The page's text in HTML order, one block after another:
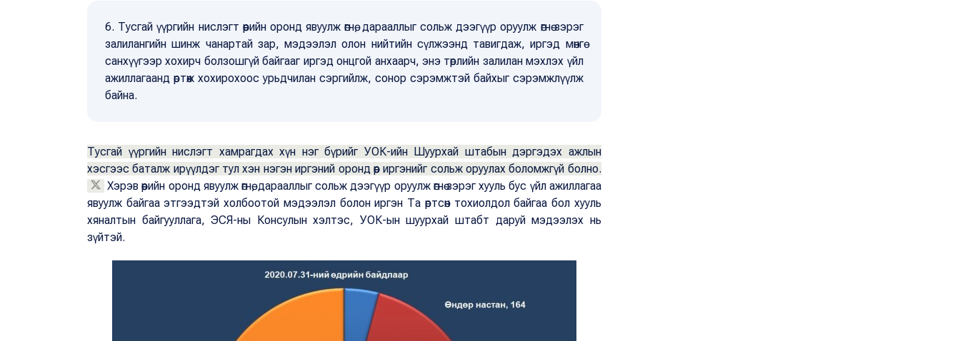
6. Тусгай үүргийн нислэгт өөрийн оронд явуулж өгнө, дарааллыг сольж дээгүүр оруулж өгнө зэрэг
залилангийн шинж чанартай зар, мэдээлэл олон нийтийн сүлжээнд тавигдаж, иргэд мөнгө
санхүүгээр хохирч болзошгүй байгааг иргэд онцгой анхаарч, энэ төрлийн залилан мэхлэх үйл
ажиллагаанд өртөж хохирохоос урьдчилан сэргийлж, сонор сэрэмжтэй байхыг сэрэмжлүүлж
байна.
Тусгай үүргийн нислэгт хамрагдах хүн нэг бүрийг УОК-ийн Шуурхай штабын дэргэдэх ажлын
хэсгээс баталж ирүүлдэг тул хэн нэгэн иргэний оронд өөр иргэнийг сольж оруулах боломжгүй болно.
Хэрэв өөрийн оронд явуулж өгнө, дарааллыг сольж дээгүүр оруулж өгнө зэрэг хууль бус үйл ажиллагаа
явуулж байгаа этгээдтэй холбоотой мэдээлэл болон иргэн Та өртсөн тохиолдол байгаа бол хууль
хяналтын байгууллага, ЭСЯ-ны Консулын хэлтэс, УОК-ын шуурхай штабт даруй мэдээлэх нь
зүйтэй.